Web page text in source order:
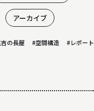
アーカイブ
長屋 #空間構造 #レポート